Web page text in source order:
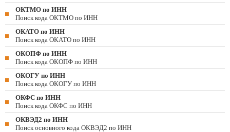
ОКТМО по ИНН
Поиск кода ОКТМО по ИНН
ОКАТО по ИНН
Поиск кода ОКАТО по ИНН
ОКОПФ по ИНН
Поиск кода ОКОПФ по ИНН
ОКОГУ по ИНН
Поиск кода ОКОГУ по ИНН
ОКФС по ИНН
Поиск кода ОКФС по ИНН
ОКВЭД2 по ИНН
Поиск основного кода ОКВЭД2 по ИНН